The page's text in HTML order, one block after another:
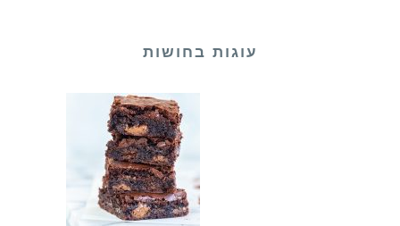
עוגות בחושות